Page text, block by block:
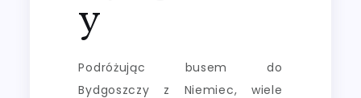
y
Podróżując busem do
Bydgoszczy z Niemiec, wiele